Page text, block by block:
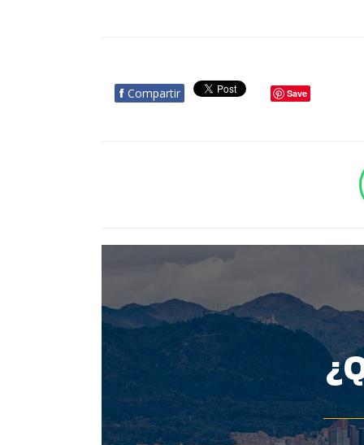
f Compartir Save